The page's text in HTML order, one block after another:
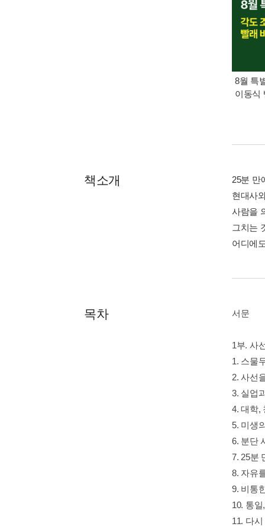
8월 특
이동식
책소개
25분 만
현대사
사람을
그치는
어디에
목차 서문
1부. 사
1. 스물
2. 사선
3. 실업
4. 대학,
5. 미생
6. 분단
7. 25분
8. 자유
9. 비통
10. 통
11. 다